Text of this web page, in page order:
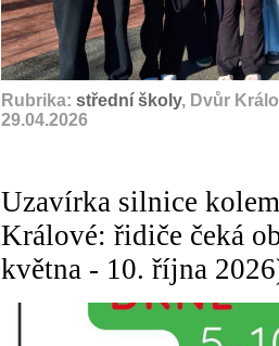
Rubrika: střední školy, Dvůr
29.04.2026
Uzavírka silnice
Králové: řidiče čeká
května - 10. října